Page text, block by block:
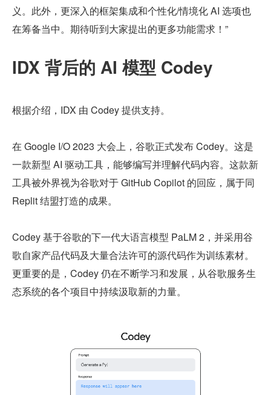
义。此外，更深入的框架集成和个性化/情境化 AI 选项也
在筹备当中。期待听到大家提出的更多功能需求！”
IDX 背后的 AI 模型 Codey
根据介绍，IDX 由 Codey 提供支持。
在 Google I/O 2023 大会上，谷歌正式发布 Codey。这是
一款新型 AI 驱动工具，能够编写并理解代码内容。这款新
工具被外界视为谷歌对于 GitHub Copilot 的回应，属于同
Replit 结盟打造的成果。
Codey 基于谷歌的下一代大语言模型 PaLM 2，并采用谷
歌自家产品代码及大量合法许可的源代码作为训练素材。
更重要的是，Codey 仍在不断学习和发展，从谷歌服务生
态系统的各个项目中持续汲取新的力量。